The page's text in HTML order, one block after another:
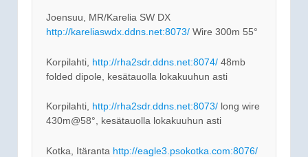
Joensuu, MR/Karelia SW DX
http://kareliaswdx.ddns.net:8073/ Wire 300m 55°
Korpilahti, http://rha2sdr.ddns.net:8074/ 48mb
folded dipole, kesätauolla lokakuuhun asti
Korpilahti, http://rha2sdr.ddns.net:8073/ long wire
430m@58°, kesätauolla lokakuuhun asti
Kotka, Itäranta http://eagle3.psokotka.com:8076/